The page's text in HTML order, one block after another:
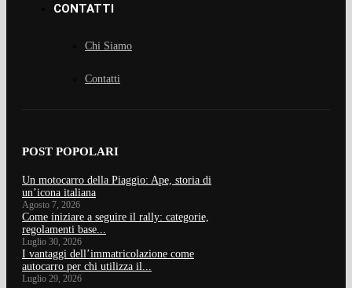
CONTATTI
Chi Siamo
Contatti
POST POPOLARI
Un motocarro della Piaggio: Ape, storia di
un’icona italiana
Agosto 7, 2026
Come iniziare a seguire il rally: categorie,
regolamenti base...
Luglio 30, 2026
I vantaggi dell’immatricolazione come
autocarro per chi utilizza il...
Luglio 29, 2026